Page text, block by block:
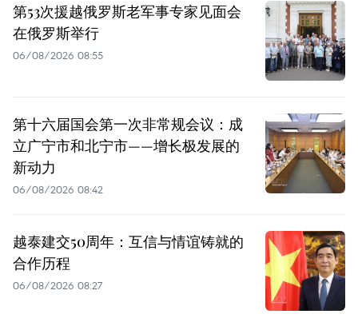
第53次援越俄罗斯老军事专家见面会
在俄罗斯举行
06/08/2026 08:55
第十六届国会第一次非常规会议：成
立广宁市和北宁市——增长极发展的
新动力
06/08/2026 08:42
越泰建交50周年：互信与情谊铸就的
合作历程
06/08/2026 08:27